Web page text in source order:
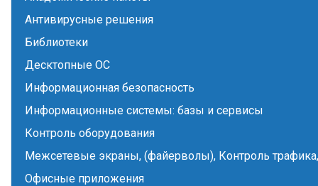
Антивирусные решения
Библиотеки
Десктопные ОС
Информационная безопасность
Информационные системы: базы и сервисы
Контроль оборудования
Межсетевые экраны, (файерволы), Контроль
Офисные приложения